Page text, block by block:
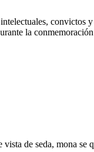
convictos
la
de seda, mona se